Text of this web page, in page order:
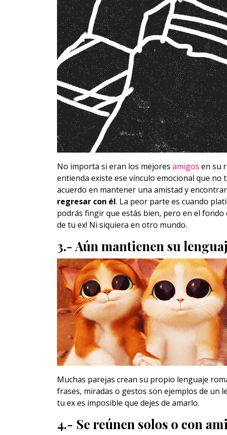
No importa si eran los mejores amigos en su
entienda existe ese vínculo emocional que
acuerdo en mantener una amistad y
regresar con él. La peor parte es cuando
podrás fingir que estás bien, pero en el fondo
de tu ex! Ni siquiera en otro mundo.
3.- Aún mantienen su
Muchas parejas crean su propio lenguaje
frases, miradas o gestos son ejemplos de un
tu ex es imposible que dejes de amarlo.
4.- Se reúnen solos o con